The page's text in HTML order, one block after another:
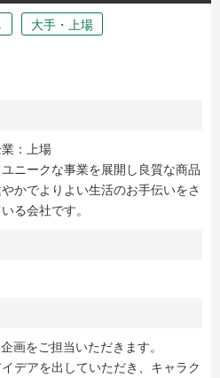
大手・上場
：上場
ユニークな事業を展開し良質な商品
かでよりよい生活のお手伝いをさ
る会社です。
画をご担当いただきます。
デアを出していただき、キャラク